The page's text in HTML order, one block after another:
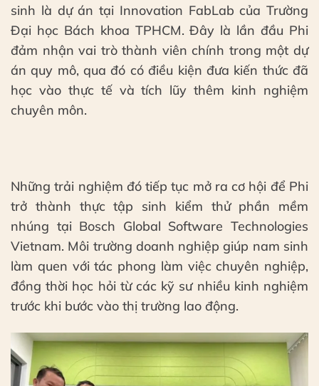
sinh là dự án tại Innovation FabLab của Trường
Đại học Bách khoa TPHCM. Đây là lần đầu Phi
đảm nhận vai trò thành viên chính trong một dự
án quy mô, qua đó có điều kiện đưa kiến thức đã
học vào thực tế và tích lũy thêm kinh nghiệm
chuyên môn.
Những trải nghiệm đó tiếp tục mở ra cơ hội để Phi
trở thành thực tập sinh kiểm thử phần mềm
nhúng tại Bosch Global Software Technologies
Vietnam. Môi trường doanh nghiệp giúp nam sinh
làm quen với tác phong làm việc chuyên nghiệp,
đồng thời học hỏi từ các kỹ sư nhiều kinh nghiệm
trước khi bước vào thị trường lao động.